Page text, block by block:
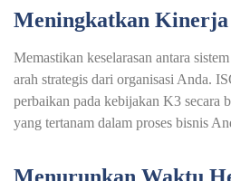
Meningkatkan Kinerja
Memastikan keselarasan antara
arah strategis dari organisasi Anda.
perbaikan pada kebijakan K3 secara
yang tertanam dalam proses bisnis